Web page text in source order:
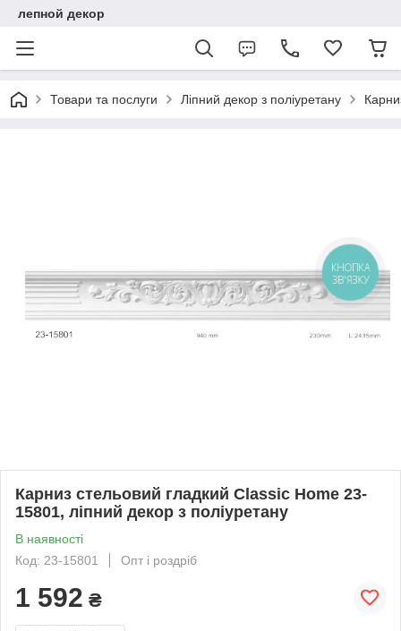
лепной декор
Товари та послуги Ліпний декор з поліуретану
Карниз стельовий гладкий Classic Home 23-
15801, ліпний декор з поліуретану
В наявності
Код: 23-15801
Опт і роздріб
1 592 ₴
КНОПКА
ЗВ'ЯЗКУ